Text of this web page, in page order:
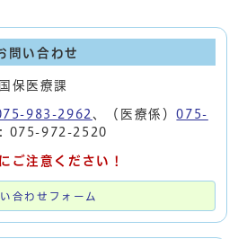
問い合わせ
保医療課
983-2962 、（医療係）075-
: 075-972-2520
ご注意ください！
合わせフォーム